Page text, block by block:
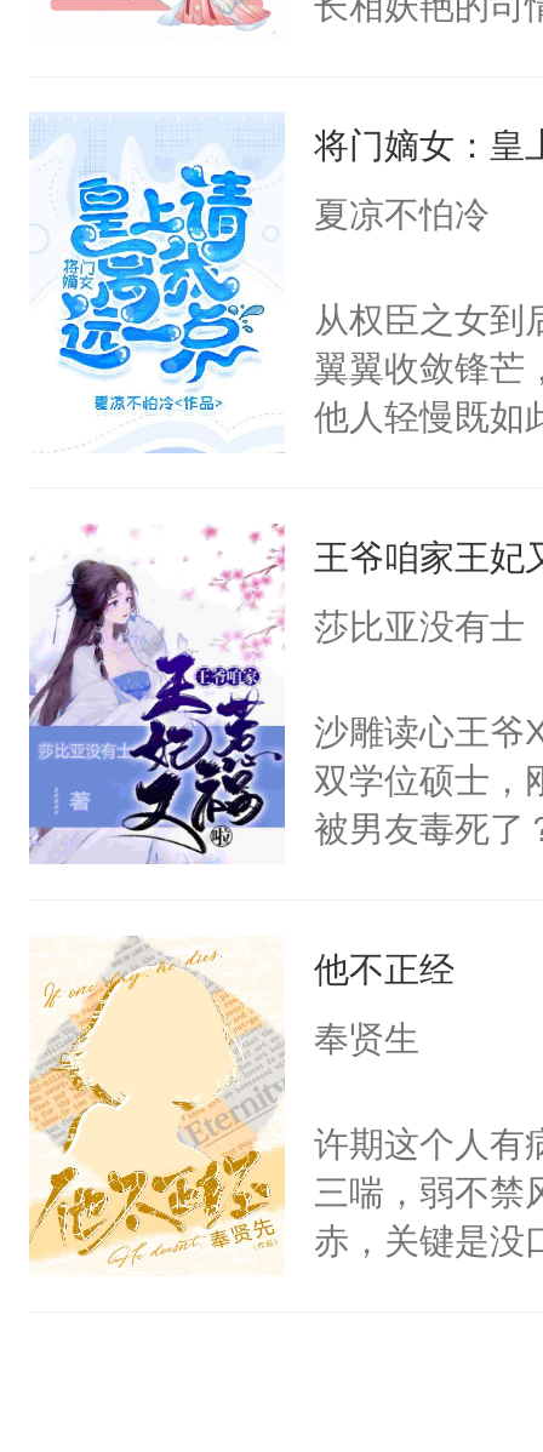
宜，在经历各
却因龙契的存
眸，眼眶湿润
一定给你一个
了她一下，“
局。”
将门嫡女：皇
夏凉不怕冷
从权臣之女到
翼翼收敛锋芒
他人轻慢既如
王爷咱家王妃
莎比亚没有士
沙雕读心王爷
双学位硕士，
被男友毒死了
主布置的任务
够资本回（
只是路过哇！
转：“只是……
他不正经
奉贤生
许期这个人有
三喘，弱不禁
赤，关键是没